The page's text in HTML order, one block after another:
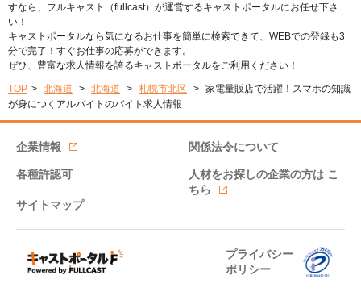
すなら、フルキャスト（fullcast）が運営するキャストポータルにお任せ下さ
い！
キャストポータルなら気になるお仕事を簡単に検索できて、WEBでの登録も3
分で完了！すぐお仕事の応募ができます。
ぜひ、豊富な求人情報を誇るキャストポータルをご利用ください！
TOP 北海道 北海道 札幌市北区
家電量販店で活躍！スマホの知識
が身につくアルバイトのバイト求人情報
企業情報 関係法令について
各種許認可 人材をお探しの企業の方は こ
ちら
サイトマップ
プライバシー
ポリシー